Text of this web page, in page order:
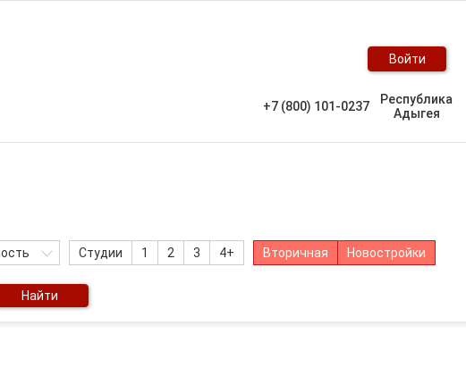
Войти
+7 (800) 101-0237
Республика
Адыгея
Студии 1 2 3 4+ Вторичная Новостройки
Найти